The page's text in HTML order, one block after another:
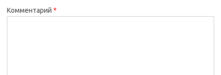
Комментарий *